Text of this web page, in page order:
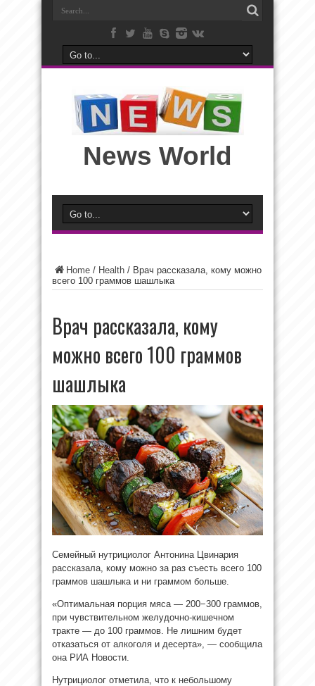
News World
Home / Health / Врач рассказала, кому можно
всего 100 граммов шашлыка
Врач рассказала, кому
можно всего 100 граммов
шашлыка
Семейный нутрициолог Антонина Цвинария
рассказала, кому можно за раз съесть всего 100
граммов шашлыка и ни граммом больше.
«Оптимальная порция мяса — 200−300 граммов,
при чувствительном желудочно-кишечном
тракте — до 100 граммов. Не лишним будет
отказаться от алкоголя и десерта», — сообщила
она РИА Новости.
Нутрициолог отметила, что к небольшому